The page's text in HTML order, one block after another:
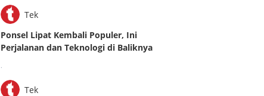
Tek
Ponsel Lipat Kembali Populer, Ini
Perjalanan dan Teknologi di Baliknya
.
Tek